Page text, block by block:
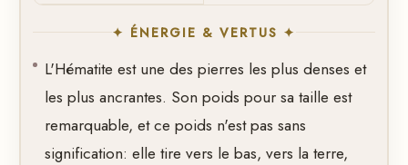
✦ ÉNERGIE & VERTUS ✦
L'Hématite est une des pierres les plus denses et
les plus ancrantes. Son poids pour sa taille est
remarquable, et ce poids n'est pas sans
signification: elle tire vers le bas, vers la terre,